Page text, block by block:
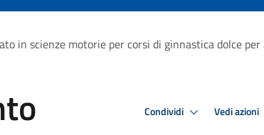
in scienze motorie per corsi di ginnastica dolce per
Condividi Vedi azioni